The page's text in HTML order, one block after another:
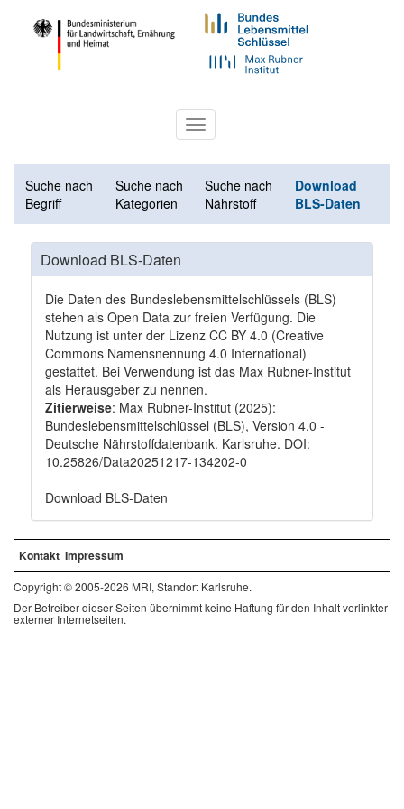
Toggle
navigation
Suche nach
Begriff
Suche nach
Kategorien
Suche nach
Nährstoff
Download
BLS-Daten
Download BLS-Daten
Die Daten des Bundeslebensmittelschlüssels (BLS)
stehen als Open Data zur freien Verfügung. Die
Nutzung ist unter der Lizenz CC BY 4.0 (Creative
Commons Namensnennung 4.0 International)
gestattet. Bei Verwendung ist das Max Rubner-Institut
als Herausgeber zu nennen.
Zitierweise: Max Rubner-Institut (2025):
Bundeslebensmittelschlüssel (BLS), Version 4.0 -
Deutsche Nährstoffdatenbank. Karlsruhe. DOI:
10.25826/Data20251217-134202-0
Download BLS-Daten
Kontakt Impressum
Copyright © 2005-2026 MRI, Standort Karlsruhe.
Der Betreiber dieser Seiten übernimmt keine Haftung für den Inhalt verlinkter
externer Internetseiten.